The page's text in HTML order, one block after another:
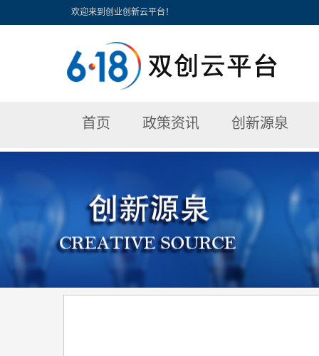
欢迎来到创业创新云平台！
首页 政策资讯 创新源泉